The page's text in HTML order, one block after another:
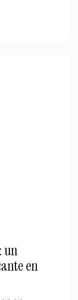
un
en